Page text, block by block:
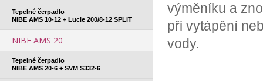
Tepelné čerpadlo
NIBE AMS 10-12 + Lucie 200/8-12 SPLIT
NIBE AMS 20
Tepelné čerpadlo
NIBE AMS 20-6 + SVM S332-6
výměníku a
při vytápění
vody.